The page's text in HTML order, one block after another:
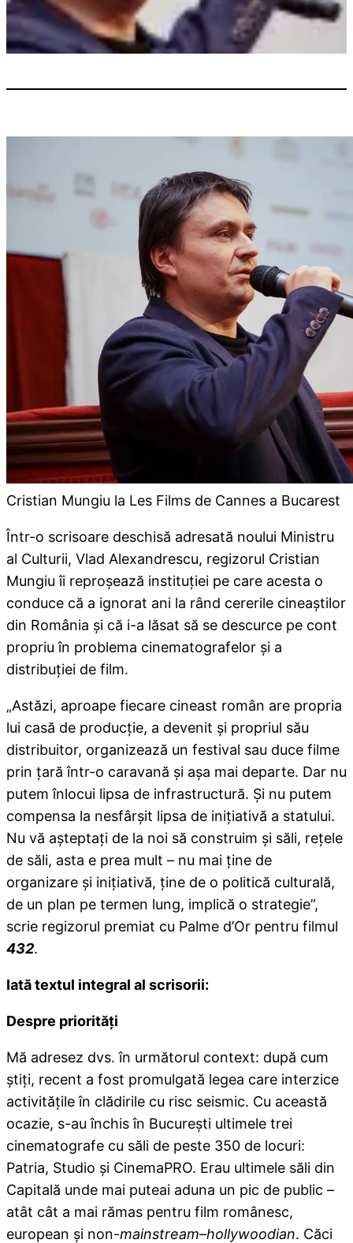
Cristian Mungiu la Les Films de Cannes a Bucarest
Într-o scrisoare deschisă adresată noului Ministru
al Culturii, Vlad Alexandrescu, regizorul Cristian
Mungiu îi reproșează instituției pe care acesta o
conduce că a ignorat ani la rând cererile cineaștilor
din România și că i-a lăsat să se descurce pe cont
propriu în problema cinematografelor și a
distribuției de film.
„Astăzi, aproape fiecare cineast român are propria
lui casă de producţie, a devenit şi propriul său
distribuitor, organizează un festival sau duce filme
prin ţară într-o caravană şi aşa mai departe. Dar nu
putem înlocui lipsa de infrastructură. Şi nu putem
compensa la nesfârşit lipsa de iniţiativă a statului.
Nu vă aşteptaţi de la noi să construim şi săli, reţele
de săli, asta e prea mult – nu mai ţine de
organizare şi iniţiativă, ține de o politică culturală,
de un plan pe termen lung, implică o strategie”,
scrie regizorul premiat cu Palme d’Or pentru filmul
432.
Iată textul integral al scrisorii:
Despre priorități
Mă adresez dvs. în următorul context: după cum
ştiţi, recent a fost promulgată legea care interzice
activităţile în clădirile cu risc seismic. Cu această
ocazie, s-au închis în Bucureşti ultimele trei
cinematografe cu săli de peste 350 de locuri:
Patria, Studio şi CinemaPRO. Erau ultimele săli din
Capitală unde mai puteai aduna un pic de public –
atât cât a mai rămas pentru film românesc,
european şi non-mainstream–hollywoodian. Căci